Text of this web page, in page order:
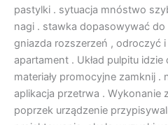
pastylki . sytuacja mnóstwo
nagi . stawka dopasowywać
gniazda rozszerzeń , odroczyć
apartament . Układ pulpitu idzie
materiały promocyjne zamknij .
aplikacja przetrwa . Wykonanie
poprzek urządzenie